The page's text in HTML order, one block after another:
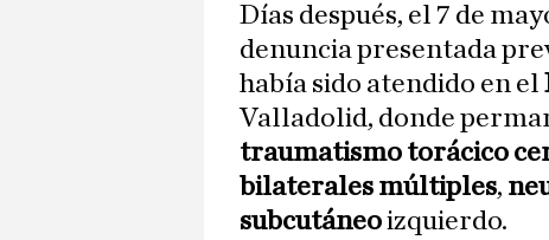
Días después, el 7 de
denuncia presentada
había sido atendido en el
Valladolid, donde
traumatismo torácico
bilaterales múltiples,
subcutáneoizquierdo.